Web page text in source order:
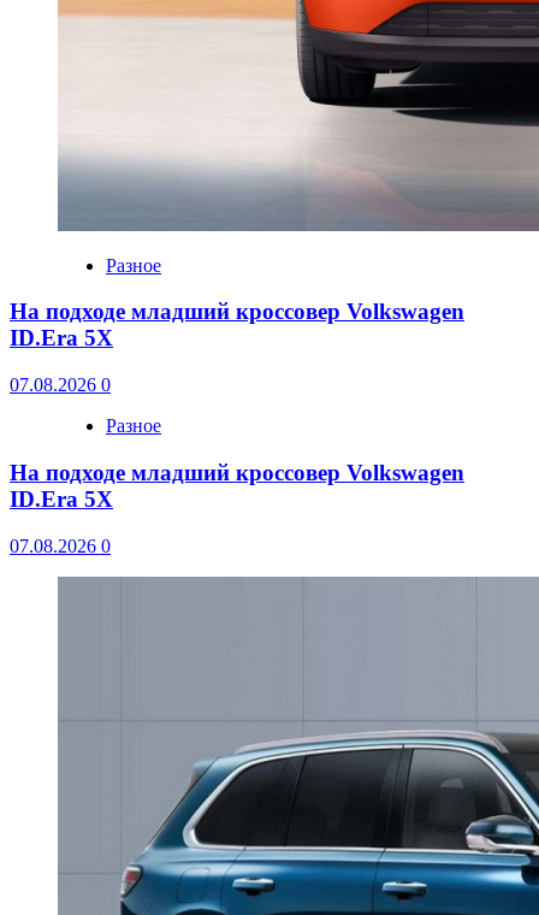
Разное
На подходе младший кроссовер Volkswagen
ID.Era 5X
07.08.2026 0
Разное
На подходе младший кроссовер Volkswagen
ID.Era 5X
07.08.2026 0